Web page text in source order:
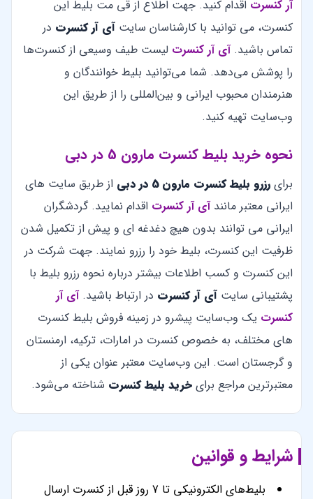
آر کنسرت اقدام کنید. جهت اطلاع از قی مت بلیط این
کنسرت، می توانید با کارشناسان سایت آی آر کنسرت در
تماس باشید.آی آر کنسرت لیست طیف وسیعی از کنسرت‌ها
را پوشش می‌دهد. شما می‌توانید بلیط خوانندگان و
هنرمندان محبوب ایرانی و بین‌المللی را از طریق این
وب‌سایت تهیه کنید.
نحوه خرید بلیط کنسرت مارون 5 در دبی
برای رزرو بلیط کنسرت مارون 5 در دبی
از طریق سایت های
ایرانی معتبر مانندآی آر کنسرت اقدام نمایید. گردشگران
ایرانی می توانند بدون هیچ دغدغه ای و پیش از تکمیل شدن
ظرفیت این کنسرت، بلیط خود را رزرو نمایند. جهت شرکت در
این کنسرت و کسب اطلاعات بیشتر درباره نحوه رزرو بلیط با
پشتیبانی سایت آی آر کنسرت در ارتباط باشید.آی آر
کنسرت یک وب‌سایت پیشرو در زمینه فروش بلیط کنسرت
های مختلف، به خصوص کنسرت در امارات، ترکیه، ارمنستان
و گرجستان است. این وب‌سایت معتبر عنوان یکی از
معتبرترین مراجع برای خرید بلیط کنسرت شناخته می‌شود.
شرایط و قوانین
بلیط‌های الکترونیکی تا 7 روز قبل از کنسرت ارسال